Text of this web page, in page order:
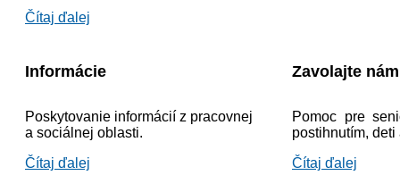
Čítaj ďalej
Informácie
Poskytovanie informácií z pracovnej
a sociálnej oblasti.
Čítaj ďalej
Zavolajte
Pomoc pre
postihnutím, deti
Čítaj ďalej